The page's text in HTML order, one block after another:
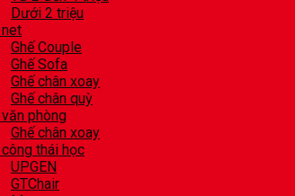
Dưới 2 triệu
net
Ghế Couple
Ghế Sofa
Ghế chân xoay
Ghế chân quỳ
văn phòng
Ghế chân xoay
công thái học
UPGEN
GTChair